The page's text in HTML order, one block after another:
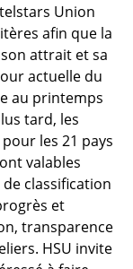
Union
afin que la
attrait et sa
actuelle du
au printemps
tard, les
les 21 pays
valables
classification
et
transparence
HSU invite